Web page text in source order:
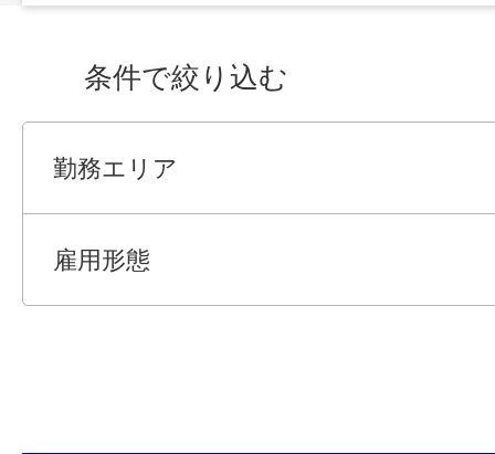
条件で絞り込む
勤務エリア
雇用形態